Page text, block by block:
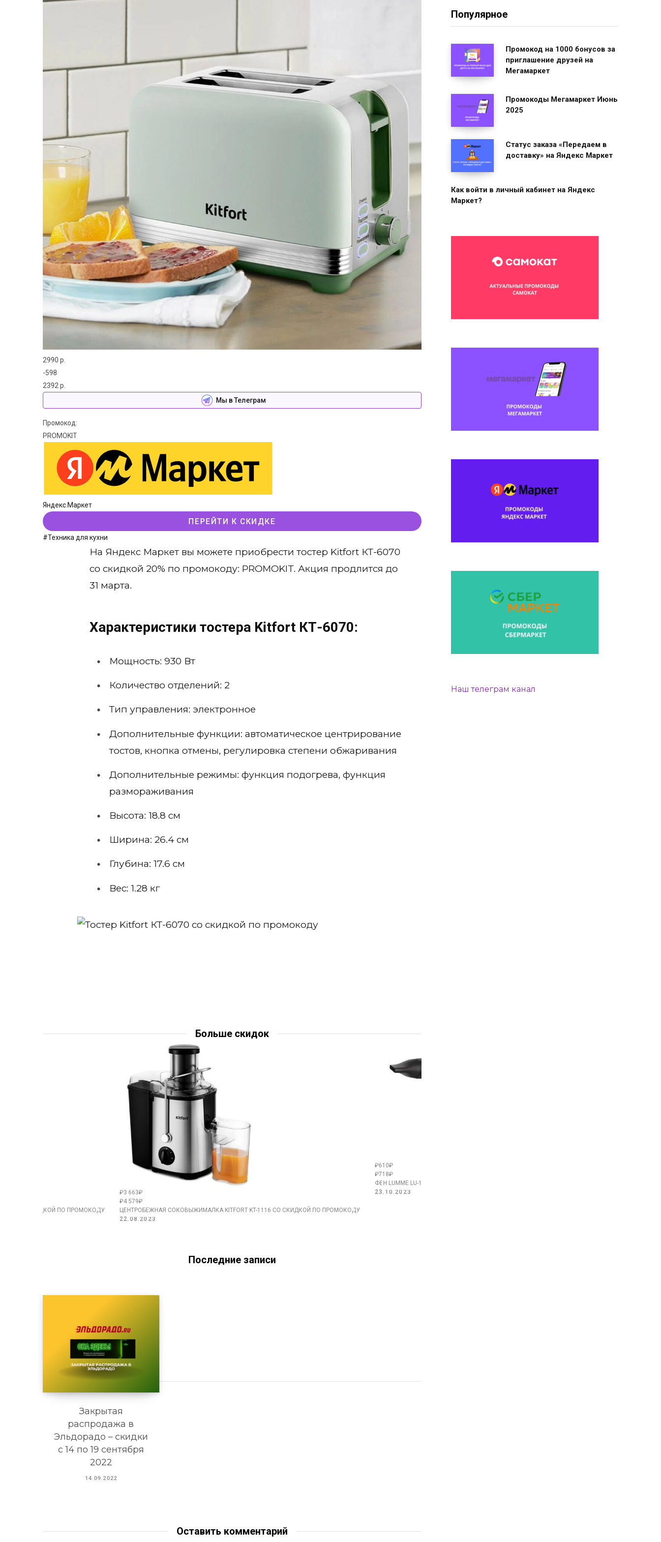
2990 р.
-598
2392 р.
Мы в Телеграм
Промокод:
PROMOKIT
Яндекс.Маркет
ПЕРЕЙТИ К СКИДКЕ
#Техника для кухни
На Яндекс Маркет вы можете приобрести тостер Kitfort КТ-6070
со скидкой 20% по промокоду: PROMOKIT. Акция продлится до
31 марта.
Характеристики тостера Kitfort КТ-6070:
Мощность: 930 Вт
Количество отделений: 2
Тип управления: электронное
Дополнительные функции: автоматическое центрирование
тостов, кнопка отмены, регулировка степени обжаривания
Дополнительные режимы: функция подогрева, функция
размораживания
Высота: 18.8 см
Ширина: 26.4 см
Глубина: 17.6 см
Вес: 1.28 кг
Больше скидок
4 ШТ. СО СКИДКОЙ ПО ПРОМОКОДУ
₽3 663₽
₽4 579₽
ЦЕНТРОБЕЖНАЯ СОКОВЫЖИМАЛКА KITFORT KT-1116 СО СКИДКОЙ ПО ПРОМОКОДУ
22.08.2023
₽610₽
₽718₽
ФЕН LUMME LU-1059 СО СКИДКОЙ ПО ПРОМОКОДУ
23.10.2023
Последние записи
Закрытая
распродажа в
Эльдорадо – скидки
с 14 по 19 сентября
2022
14.09.2022
Оставить комментарий
Популярное
Промокод на 1000 бонусов за
приглашение друзей на
Мегамаркет
Промокоды Мегамаркет Июнь
2025
Статус заказа «Передаем в
доставку» на Яндекс Маркет
Как войти в личный кабинет на Яндекс
Маркет?
Наш телеграм канал